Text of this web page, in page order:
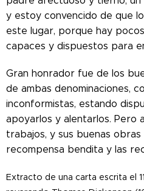
y estoy convencido de que
este lugar, porque hay
capaces y dispuestos para
Gran honrador fue de los
de ambas denominaciones,
inconformistas, estando
apoyarlos y alentarlos. Pero
trabajos, y sus buenas obras
recompensa bendita y las
Extracto de una carta escrita el